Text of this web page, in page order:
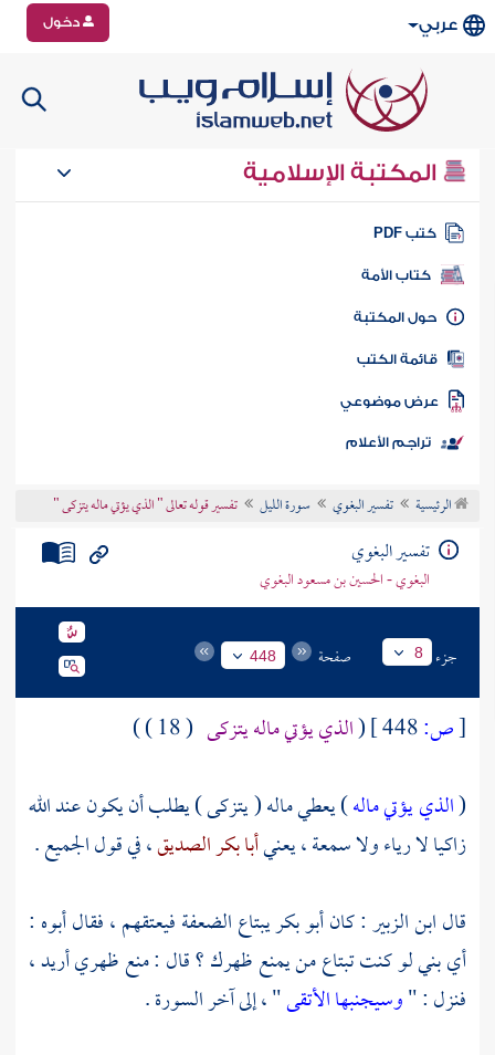
عربي دخول
المكتبة الإسلامية
كتب PDF
كتاب الأمة
المكتبة
الكتب
موضوعي
تراجم الأعلام
الرئيسية تفسير البغوي سورة الليل تفسير قوله تعالى " الذي يؤتي ماله يتزكى "
تفسير البغوي
البغوي - الحسين بن مسعود البغوي
جزء 8 صفحة 448
[ص: (الذي يؤتي ماله يتزكى ( 18 ) )
(الذي يؤتي ماله) يعطي ماله ( يتزكى ) يطلب أن يكون عند الله
زاكيا لا رياء ولا سمعة ، يعنيأبا بكر الصديق، في قول الجميع .
قالابن الزبير: كانأبو بكريبتاع الضعفة فيعتقهم ، فقال أبوه :
أي بني لو كنت تبتاع من يمنع ظهرك ؟ قال : منع ظهري أريد ،
فنزل : "وسيجنبها الأتقى" ، إلى آخر السورة .